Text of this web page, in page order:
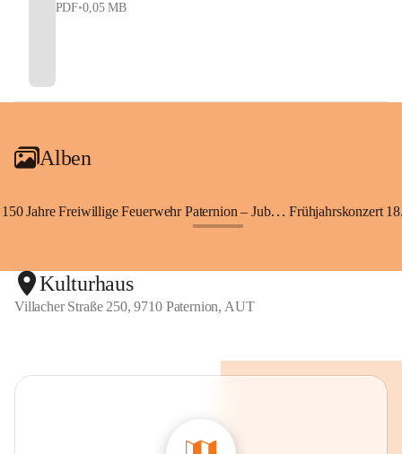
PDF•0,05 MB
Alben
150 Jahre Freiwillige Feuerwehr Paternion – Jubiläumsfest Frühjahrskonzert
Kulturhaus
Villacher Straße 250, 9710 Paternion, AUT